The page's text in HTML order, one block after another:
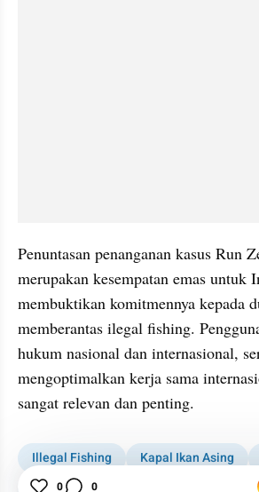
Penuntasan penanganan kasus Run
merupakan kesempatan emas untuk
membuktikan komitmennya kepada
memberantas ilegal fishing.
hukum nasional dan internasional,
mengoptimalkan kerja sama
sangat relevan dan penting.
Illegal Fishing Kapal Ikan Asing
0 0